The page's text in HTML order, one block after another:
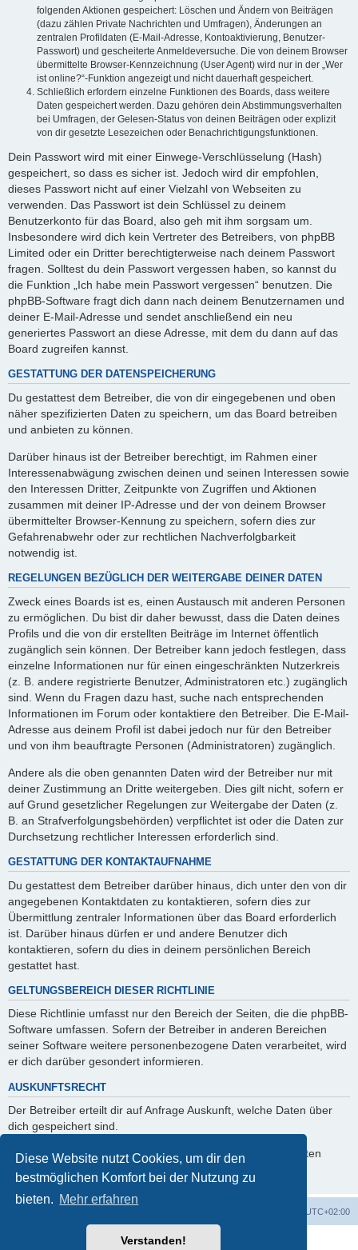
Diese Website nutzt Cookies, um dir den
bestmöglichen Komfort bei der Nutzung zu
bieten. Mehr erfahren
Verstanden!
folgenden Aktionen gespeichert: Löschen und Ändern von Beiträgen
(dazu zählen Private Nachrichten und Umfragen), Änderungen an
zentralen Profildaten (E-Mail-Adresse, Kontoaktivierung, Benutzer-
Passwort) und gescheiterte Anmeldeversuche. Die von deinem Browser
übermittelte Browser-Kennzeichnung (User Agent) wird nur in der „Wer
ist online?“-Funktion angezeigt und nicht dauerhaft gespeichert.
Schließlich erfordern einzelne Funktionen des Boards, dass weitere
Daten gespeichert werden. Dazu gehören dein Abstimmungsverhalten
bei Umfragen, der Gelesen-Status von deinen Beiträgen oder explizit
von dir gesetzte Lesezeichen oder Benachrichtigungsfunktionen.
Dein Passwort wird mit einer Einwege-Verschlüsselung (Hash)
gespeichert, so dass es sicher ist. Jedoch wird dir empfohlen,
dieses Passwort nicht auf einer Vielzahl von Webseiten zu
verwenden. Das Passwort ist dein Schlüssel zu deinem
Benutzerkonto für das Board, also geh mit ihm sorgsam um.
Insbesondere wird dich kein Vertreter des Betreibers, von phpBB
Limited oder ein Dritter berechtigterweise nach deinem Passwort
fragen. Solltest du dein Passwort vergessen haben, so kannst du
die Funktion „Ich habe mein Passwort vergessen“ benutzen. Die
phpBB-Software fragt dich dann nach deinem Benutzernamen und
deiner E-Mail-Adresse und sendet anschließend ein neu
generiertes Passwort an diese Adresse, mit dem du dann auf das
Board zugreifen kannst.
GESTATTUNG DER DATENSPEICHERUNG
Du gestattest dem Betreiber, die von dir eingegebenen und oben
näher spezifizierten Daten zu speichern, um das Board betreiben
und anbieten zu können.
Darüber hinaus ist der Betreiber berechtigt, im Rahmen einer
Interessenabwägung zwischen deinen und seinen Interessen sowie
den Interessen Dritter, Zeitpunkte von Zugriffen und Aktionen
zusammen mit deiner IP-Adresse und der von deinem Browser
übermittelter Browser-Kennung zu speichern, sofern dies zur
Gefahrenabwehr oder zur rechtlichen Nachverfolgbarkeit
notwendig ist.
REGELUNGEN BEZÜGLICH DER WEITERGABE DEINER DATEN
Zweck eines Boards ist es, einen Austausch mit anderen Personen
zu ermöglichen. Du bist dir daher bewusst, dass die Daten deines
Profils und die von dir erstellten Beiträge im Internet öffentlich
zugänglich sein können. Der Betreiber kann jedoch festlegen, dass
einzelne Informationen nur für einen eingeschränkten Nutzerkreis
(z. B. andere registrierte Benutzer, Administratoren etc.) zugänglich
sind. Wenn du Fragen dazu hast, suche nach entsprechenden
Informationen im Forum oder kontaktiere den Betreiber. Die E-Mail-
Adresse aus deinem Profil ist dabei jedoch nur für den Betreiber
und von ihm beauftragte Personen (Administratoren) zugänglich.
Andere als die oben genannten Daten wird der Betreiber nur mit
deiner Zustimmung an Dritte weitergeben. Dies gilt nicht, sofern er
auf Grund gesetzlicher Regelungen zur Weitergabe der Daten (z.
B. an Strafverfolgungsbehörden) verpflichtet ist oder die Daten zur
Durchsetzung rechtlicher Interessen erforderlich sind.
GESTATTUNG DER KONTAKTAUFNAHME
Du gestattest dem Betreiber darüber hinaus, dich unter den von dir
angegebenen Kontaktdaten zu kontaktieren, sofern dies zur
Übermittlung zentraler Informationen über das Board erforderlich
ist. Darüber hinaus dürfen er und andere Benutzer dich
kontaktieren, sofern du dies in deinem persönlichen Bereich
gestattet hast.
GELTUNGSBEREICH DIESER RICHTLINIE
Diese Richtlinie umfasst nur den Bereich der Seiten, die die phpBB-
Software umfassen. Sofern der Betreiber in anderen Bereichen
seiner Software weitere personenbezogene Daten verarbeitet, wird
er dich darüber gesondert informieren.
AUSKUNFTSRECHT
Der Betreiber erteilt dir auf Anfrage Auskunft, welche Daten über
dich gespeichert sind.
Du kannst jederzeit die Löschung bzw. Sperrung deiner Daten
verlangen. Kontaktiere hierzu bitte den Betreiber.
UTC+02:00
Powered byphpBB® Forum Software © phpBB Limited